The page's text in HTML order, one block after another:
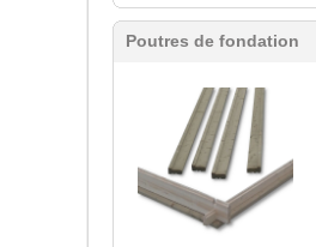
Poutres de fondation